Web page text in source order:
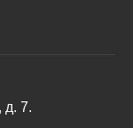
д. 7.